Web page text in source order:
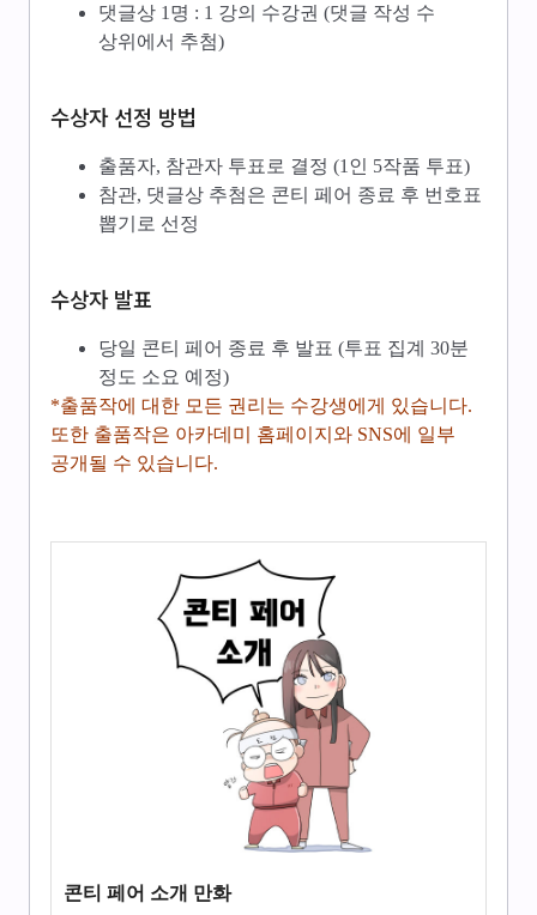
댓글상 1명 : 1 강의 수강권 (댓글 작성 수
상위에서 추첨)
수상자 선정 방법
출품자, 참관자 투표로 결정 (1인 5작품 투표)
참관, 댓글상 추첨은 콘티 페어 종료 후 번호표
뽑기로 선정
수상자 발표
당일 콘티 페어 종료 후 발표 (투표 집계 30분
정도 소요 예정)
*출품작에 대한 모든 권리는 수강생에게 있습니다.
또한 출품작은 아카데미 홈페이지와 SNS에 일부
공개될 수 있습니다.
콘티 페어 소개 만화